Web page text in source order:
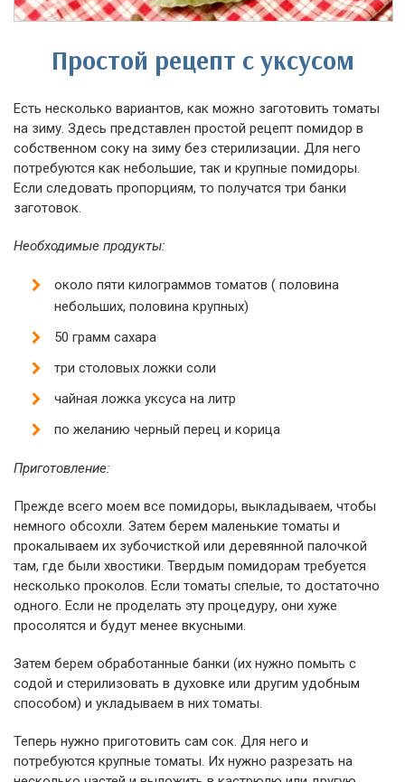
Простой рецепт с уксусом
Есть несколько вариантов, как можно заготовить томаты
на зиму. Здесь представлен простой рецепт помидор в
собственном соку на зиму без стерилизации. Для него
потребуются как небольшие, так и крупные помидоры.
Если следовать пропорциям, то получатся три банки
заготовок.
Необходимые продукты:
около пяти килограммов томатов ( половина
небольших, половина крупных)
50 грамм сахара
три столовых ложки соли
чайная ложка уксуса на литр
по желанию черный перец и корица
Приготовление:
Прежде всего моем все помидоры, выкладываем, чтобы
немного обсохли. Затем берем маленькие томаты и
прокалываем их зубочисткой или деревянной палочкой
там, где были хвостики. Твердым помидорам требуется
несколько проколов. Если томаты спелые, то достаточно
одного. Если не проделать эту процедуру, они хуже
просолятся и будут менее вкусными.
Затем берем обработанные банки (их нужно помыть с
содой и стерилизовать в духовке или другим удобным
способом) и укладываем в них томаты.
Теперь нужно приготовить сам сок. Для него и
потребуются крупные томаты. Их нужно разрезать на